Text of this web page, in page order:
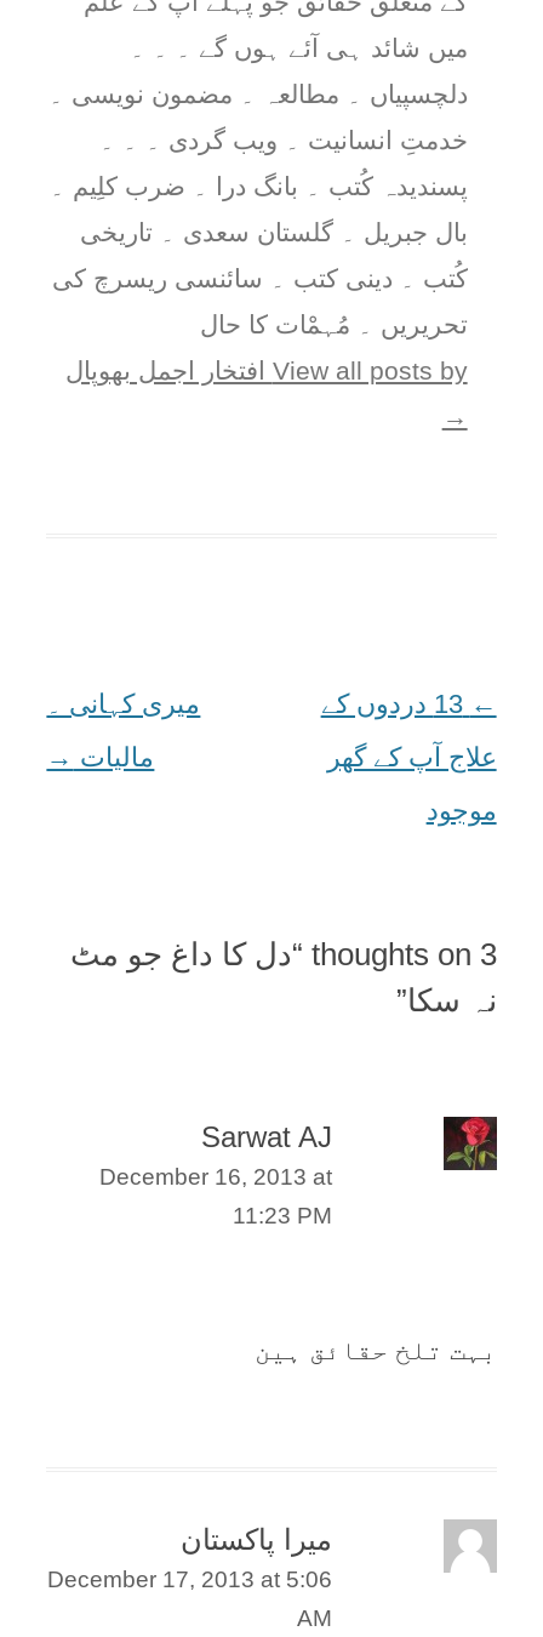
میں شائد ہی آئے ہوں گے ۔ ۔ ۔
دلچسپیاں ۔ مطالعہ ۔ مضمون نویسی ۔
خدمتِ انسانیت ۔ ویب گردی ۔ ۔ ۔
پسندیدہ کُتب ۔ بانگ درا ۔ ضرب کلِیم ۔
بال جبریل ۔ گلستان سعدی ۔ تاریخی
کُتب ۔ دینی کتب ۔ سائنسی ریسرچ کی
تحریریں ۔ مُہمْات کا حال
View all posts by افتخار اجمل بھوپال
→
Post
navigation
←
13 دردوں کے
علاج آپ کے گھر
موجود
میری کہانی ۔
مالیات →
3 thoughts on “
دل کا داغ جو مٹ
نہ سکا”
Sarwat AJ
December 16, 2013 at
11:23 PM
بہت تلخ حقائق ہین
میرا پاکستان
December 17, 2013 at 5:06
AM